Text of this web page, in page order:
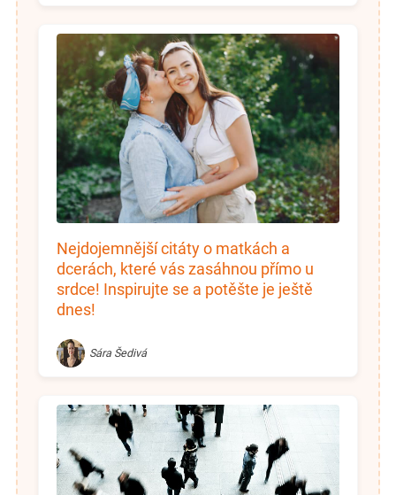
Nejdojemnější citáty o matkách a
dcerách, které vás zasáhnou přímo u
srdce! Inspirujte se a potěšte je ještě
dnes!
Sára Šedivá